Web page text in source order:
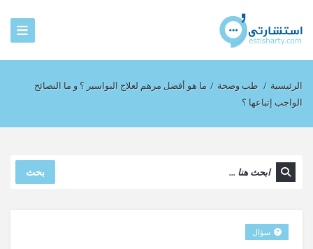
الرئيسية / طب وصحة / ما هو أفضل مرهم لعلاج البواسير ؟ و ما النصائح
الواجب إتباعها ؟
بحث
سؤال